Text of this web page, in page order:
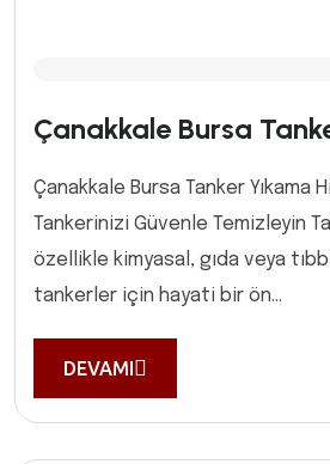
Çanakkale Bursa
Çanakkale Bursa Tanker Yıkama
Tankerinizi Güvenle Temizleyin
özellikle kimyasal, gıda veya
tankerler için hayati bir ön...
DEVAMI